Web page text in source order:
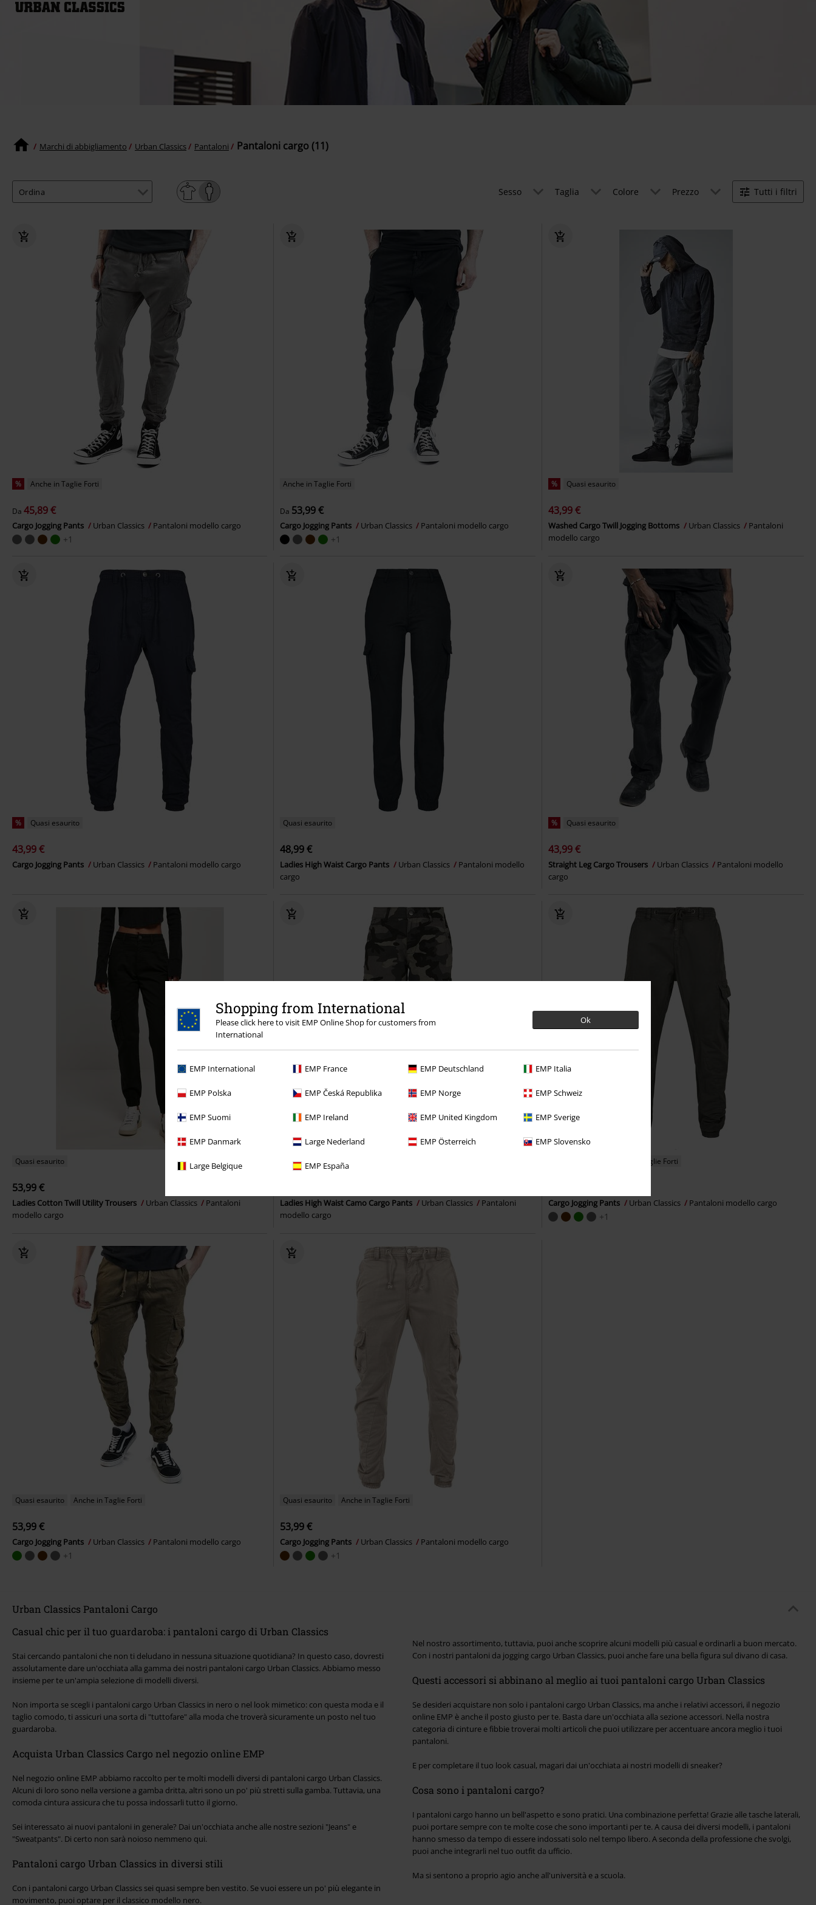
Shopping from International
Please click here to visit EMP Online Shop for customers from
International
Ok
EMP International EMP France EMP Deutschland EMP Italia
EMP Polska EMP Česká Republika EMP Norge EMP Schweiz
EMP Suomi EMP Ireland EMP United Kingdom EMP Sverige
EMP Danmark Large Nederland EMP Österreich EMP Slovensko
Large Belgique EMP España
Marchi di abbigliamento Urban Classics Pantaloni Pantaloni cargo (11)
Sesso Taglia Colore Prezzo Tutti i filtri
% Anche in Taglie Forti
Da 45,89 €
Cargo Jogging Pants Urban Classics Pantaloni modello cargo
+1
Anche in Taglie Forti
Da 53,99 €
Cargo Jogging Pants Urban Classics Pantaloni modello cargo
+1
% Quasi esaurito
43,99 €
Washed Cargo Twill Jogging Bottoms Urban Classics
Pantaloni
modello cargo
% Quasi esaurito
43,99 €
Cargo Jogging Pants Urban Classics Pantaloni modello cargo
Quasi esaurito
48,99 €
Ladies High Waist Cargo Pants Urban Classics
Pantaloni modello
cargo
% Quasi esaurito
43,99 €
Straight Leg Cargo Trousers Urban Classics
Pantaloni modello
cargo
Quasi esaurito
53,99 €
Ladies Cotton Twill Utility Trousers Urban Classics
Pantaloni
modello cargo
Quasi esaurito
Ladies High Waist Camo Cargo Pants Urban Classics
Pantaloni
modello cargo
Anche in Taglie Forti
Cargo Jogging Pants Urban Classics Pantaloni modello cargo
+1
Quasi esaurito Anche in Taglie Forti
53,99 €
Cargo Jogging Pants Urban Classics Pantaloni modello cargo
+1
Quasi esaurito Anche in Taglie Forti
53,99 €
Cargo Jogging Pants Urban Classics Pantaloni modello cargo
+1
Urban Classics Pantaloni Cargo
Casual chic per il tuo guardaroba: i pantaloni cargo di Urban Classics
Stai cercando pantaloni che non ti deludano in nessuna situazione quotidiana? In questo caso, dovresti
assolutamente dare un'occhiata alla gamma dei nostri pantaloni cargo Urban Classics. Abbiamo messo
insieme per te un'ampia selezione di modelli diversi.
Non importa se scegli i pantaloni cargo Urban Classics in nero o nel look mimetico: con questa moda e il
taglio comodo, ti assicuri una sorta di "tuttofare" alla moda che troverà sicuramente un posto nel tuo
guardaroba.
Acquista Urban Classics Cargo nel negozio online EMP
Nel negozio online EMP abbiamo raccolto per te molti modelli diversi di pantaloni cargo Urban Classics.
Alcuni di loro sono nella versione a gamba dritta, altri sono un po' più stretti sulla gamba. Tuttavia, una
comoda cintura assicura che tu possa indossarli tutto il giorno.
Sei interessato ai nuovi pantaloni in generale? Dai un'occhiata anche alle nostre sezioni "Jeans" e
"Sweatpants". Di certo non sarà noioso nemmeno qui.
Pantaloni cargo Urban Classics in diversi stili
Con i pantaloni cargo Urban Classics sei quasi sempre ben vestito. Se vuoi essere un po' più elegante in
movimento, puoi optare per il classico modello nero.
Nel nostro assortimento, tuttavia, puoi anche scoprire alcuni modelli più casual e ordinarli a buon mercato.
Con i nostri pantaloni da jogging cargo Urban Classics, puoi anche fare una bella figura sul divano di casa.
Questi accessori si abbinano al meglio ai tuoi pantaloni cargo Urban Classics
Se desideri acquistare non solo i pantaloni cargo Urban Classics, ma anche i relativi accessori, il negozio
online EMP è anche il posto giusto per te. Basta dare un'occhiata alla sezione accessori. Nella nostra
categoria di cinture e fibbie troverai molti articoli che puoi utilizzare per accentuare ancora meglio i tuoi
pantaloni.
E per completare il tuo look casual, magari dai un'occhiata ai nostri modelli di sneaker?
Cosa sono i pantaloni cargo?
I pantaloni cargo hanno un bell'aspetto e sono pratici. Una combinazione perfetta! Grazie alle tasche laterali,
puoi portare sempre con te molte cose che sono importanti per te. A causa dei diversi modelli, i pantaloni
hanno smesso da tempo di essere indossati solo nel tempo libero. A seconda della professione che svolgi,
puoi anche integrarli nel tuo outfit da ufficio.
Ma si sentono a proprio agio anche all'università e a scuola.